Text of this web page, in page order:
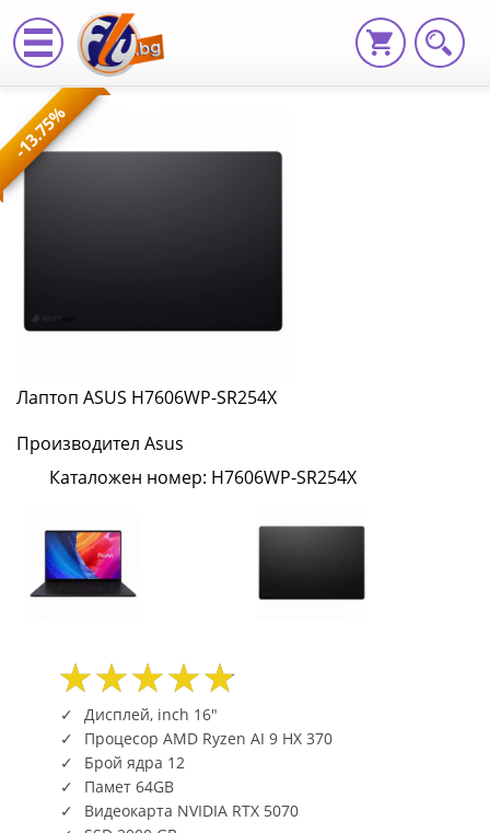
Лаптоп
ASUS
Fly.bg
-13.75%
Лаптоп ASUS H7606WP-SR254X
Производител Asus
Каталожен номер: H7606WP-SR254X
Дисплей, inch 16"
Процесор AMD Ryzen AI 9 HX 370
Брой ядра 12
Памет 64GB
Видеокарта NVIDIA RTX 5070